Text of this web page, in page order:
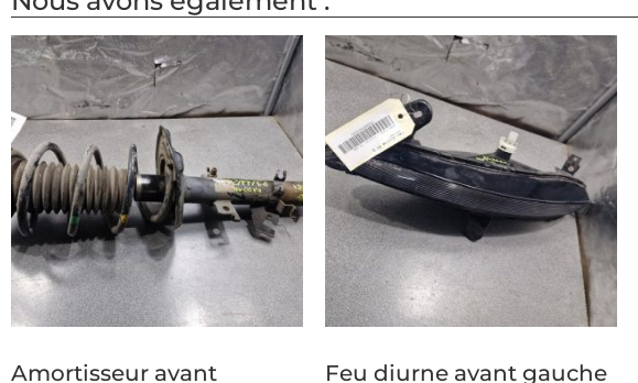
Amortisseur avant
Feu diurne avant gauche